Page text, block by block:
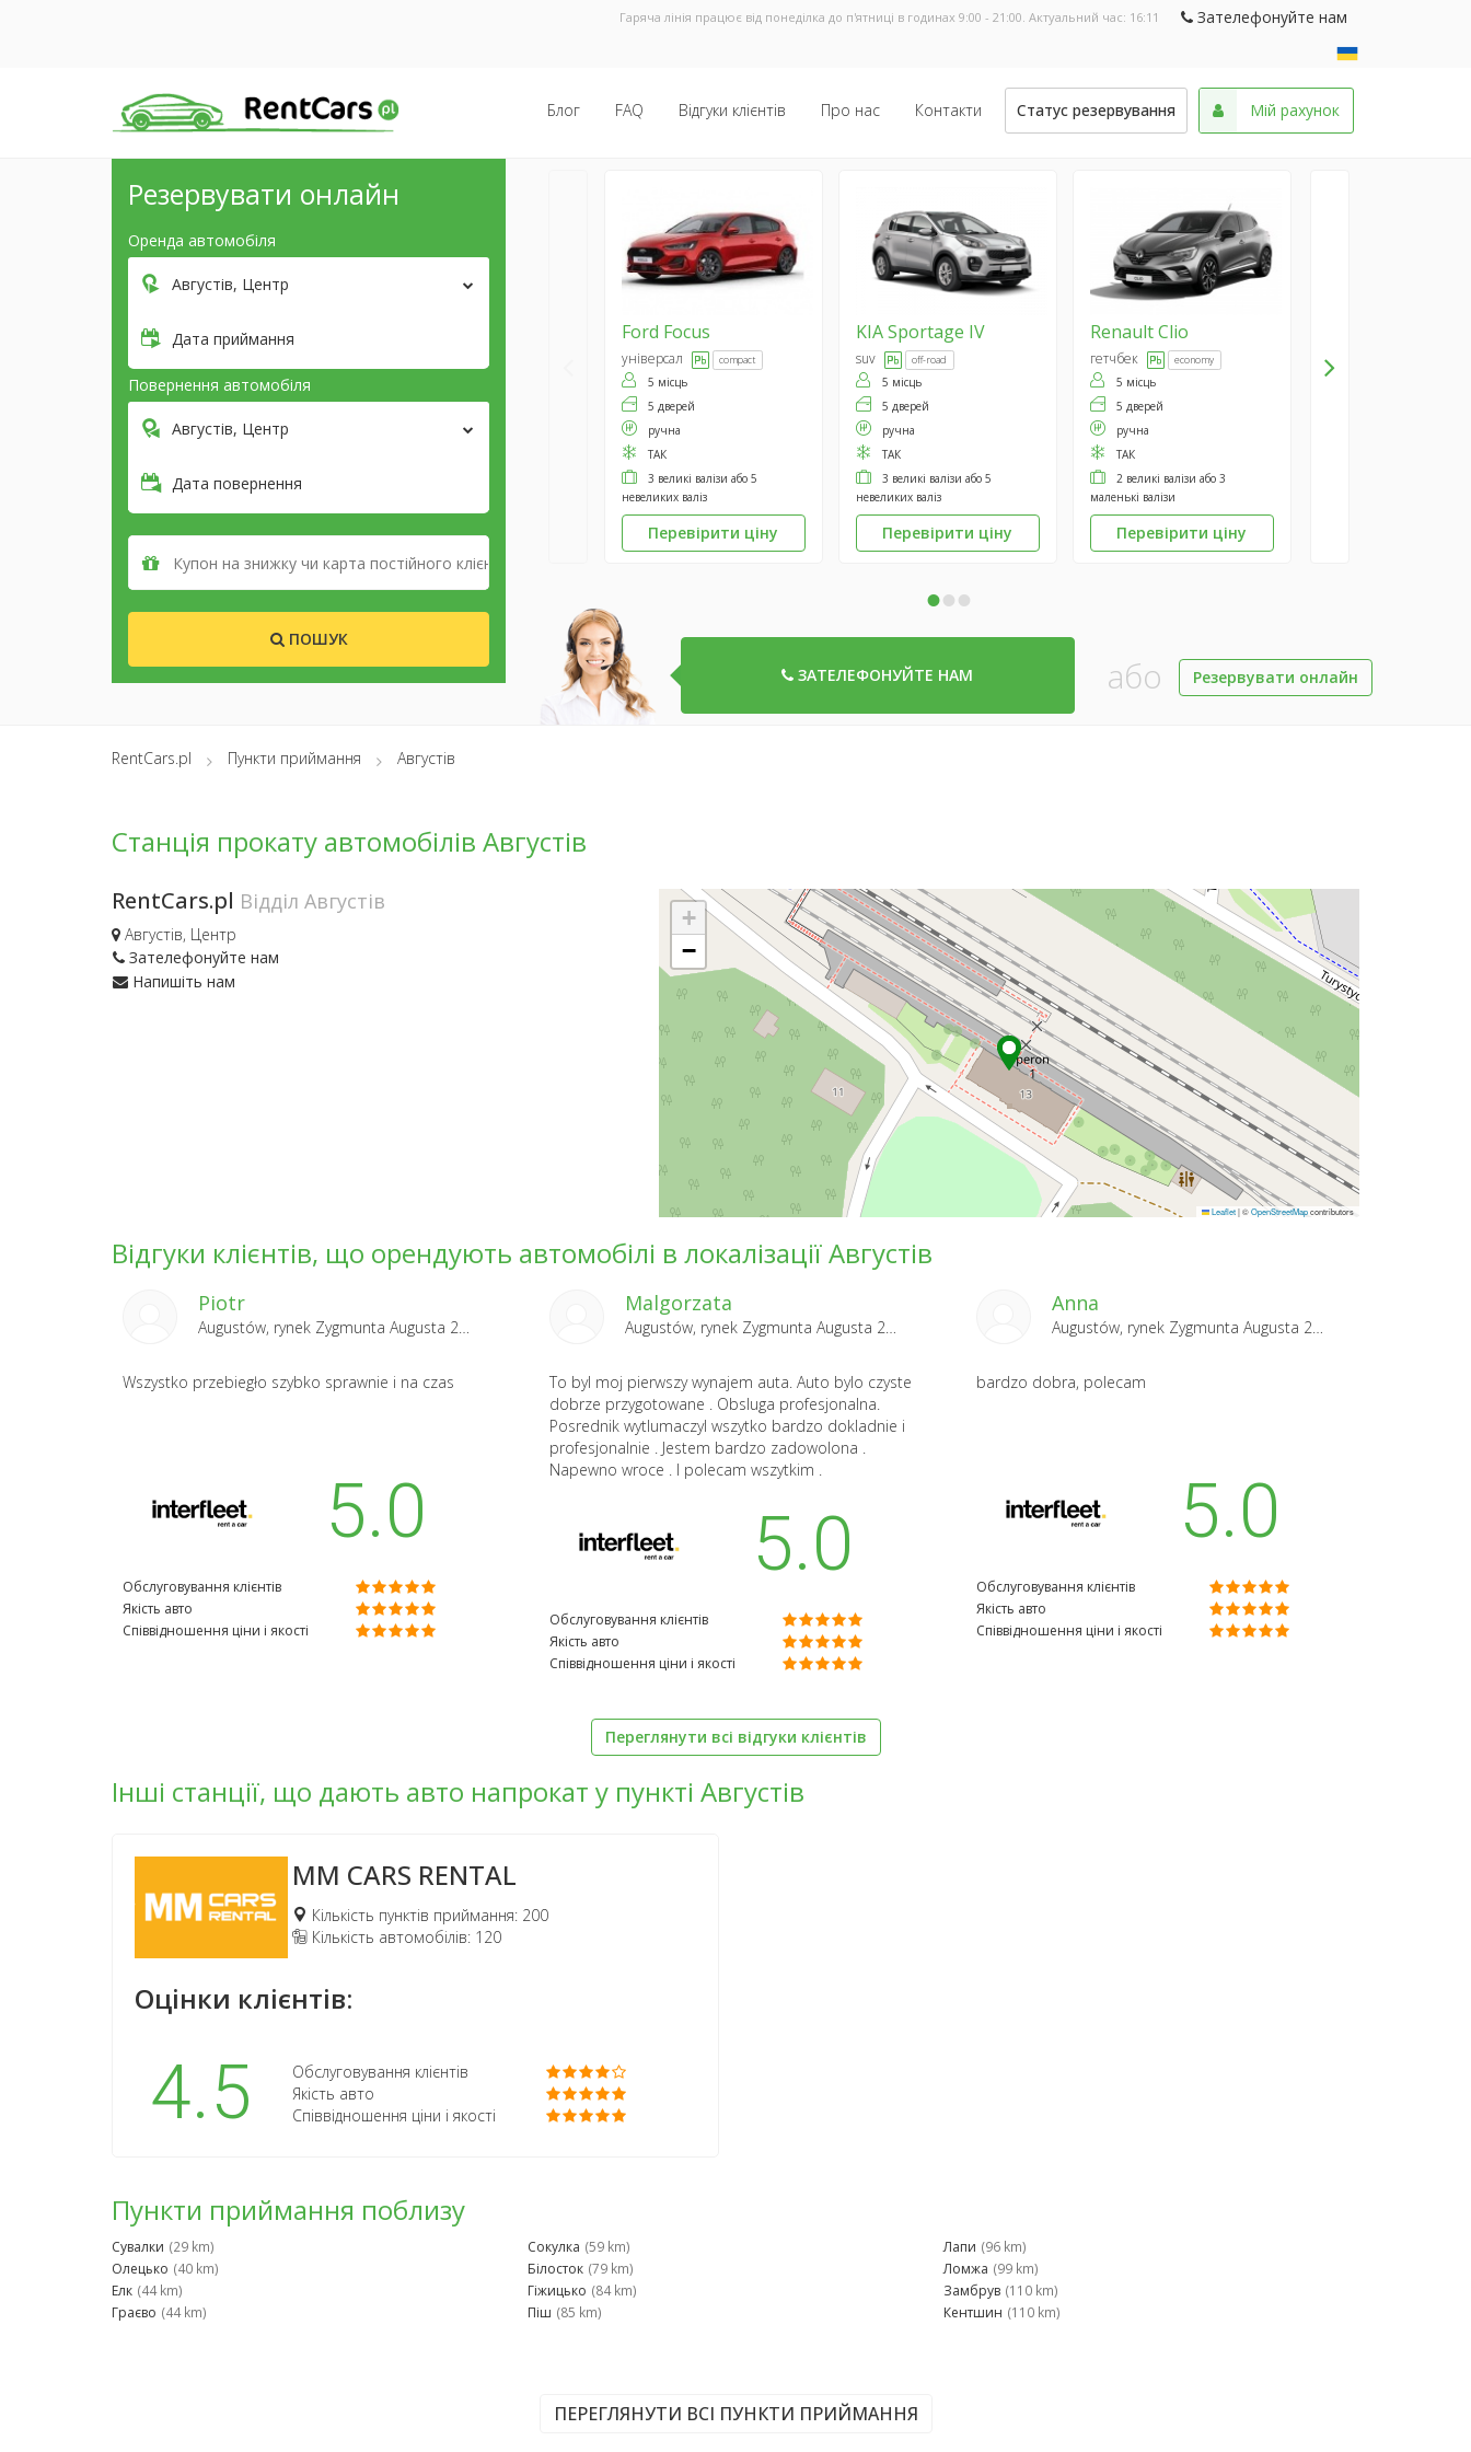
Гаряча лінія працює від понеділка до п'ятниці в годинах 9:00 - 21:00. Актуальний час: 16:11 Зателефонуйте нам
Блог FAQ Відгуки клієнтів Про нас Контакти Статус резервування Мій рахунок
Резервувати онлайн
Оренда автомобіля
Августів, Центр
Дата приймання
Повернення автомобіля
Августів, Центр
Дата повернення
ПОШУК
Ford Focus
універсал compact
5 місць
5 дверей
ручна
ТАК
3 великі валізи або 5
невеликих валіз
Перевірити ціну
KIASportage IV
suv off-road
5 місць
5 дверей
ручна
ТАК
3 великі валізи або 5
невеликих валіз
Перевірити ціну
RenaultClio
гетчбек economy
5 місць
5 дверей
ручна
ТАК
2 великі валізи або 3
маленькі валізи
Перевірити ціну
•••
ЗАТЕЛЕФОНУЙТЕ НАМ або Резервувати онлайн
RentCars.pl Пункти приймання Августів
Станція прокату автомобілів Августів
RentCars.pl Відділ Августів
Августів, Центр
Зателефонуйте нам
Напишіть нам
+
−
Leaflet|©OpenStreetMapcontributors
Відгуки клієнтів, що орендують автомобілі в локалізації Августів
Piotr
Wszystko przebiegło szybko sprawnie i na czas
5.0
Обслуговування клієнтів
Якість авто
Співвідношення ціни і якості
Malgorzata
To byl moj pierwszy wynajem auta. Auto bylo czyste
dobrze przygotowane . Obsluga profesjonalna.
Posrednik wytlumaczyl wszytko bardzo dokladnie i
profesjonalnie . Jestem bardzo zadowolona .
Napewno wroce . I polecam wszytkim .
5.0
Обслуговування клієнтів
Якість авто
Співвідношення ціни і якості
Anna
bardzo dobra, polecam
5.0
Обслуговування клієнтів
Якість авто
Співвідношення ціни і якості
Переглянути всі відгуки клієнтів
Інші станції, що дають авто напрокат у пункті Августів
MM CARS RENTAL
Кількість пунктів приймання: 200
Кількість автомобілів: 120
Оцінки клієнтів:
4.5
Обслуговування клієнтів
Якість авто
Співвідношення ціни і якості
Пункти приймання поблизу
Сувалки (29 km)
Олецько (40 km)
Елк (44 km)
Граєво (44 km)
Сокулка (59 km)
Білосток (79 km)
Гіжицько (84 km)
Піш (85 km)
Лапи (96 km)
Ломжа (99 km)
Замбрув (110 km)
Кентшин (110 km)
ПЕРЕГЛЯНУТИ ВСІ ПУНКТИ ПРИЙМАННЯ